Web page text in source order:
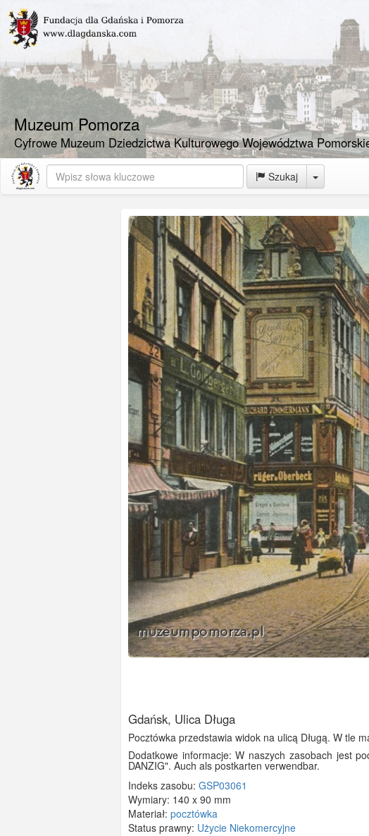
Muzeum Pomorza
Cyfrowe Muzeum Dziedzictwa Kulturowego Województwa
Szukaj Toggle
Gdańsk, Ulica Długa
Pocztówka przedstawia widok na ulicą Długą. W tle
Dodatkowe informacje: W naszych zasobach jest
DANZIG". Auch als postkarten verwendbar.
Indeks zasobu: GSP03061
Wymiary: 140 x 90 mm
Materiał: pocztówka
Status prawny: Użycie Niekomercyjne